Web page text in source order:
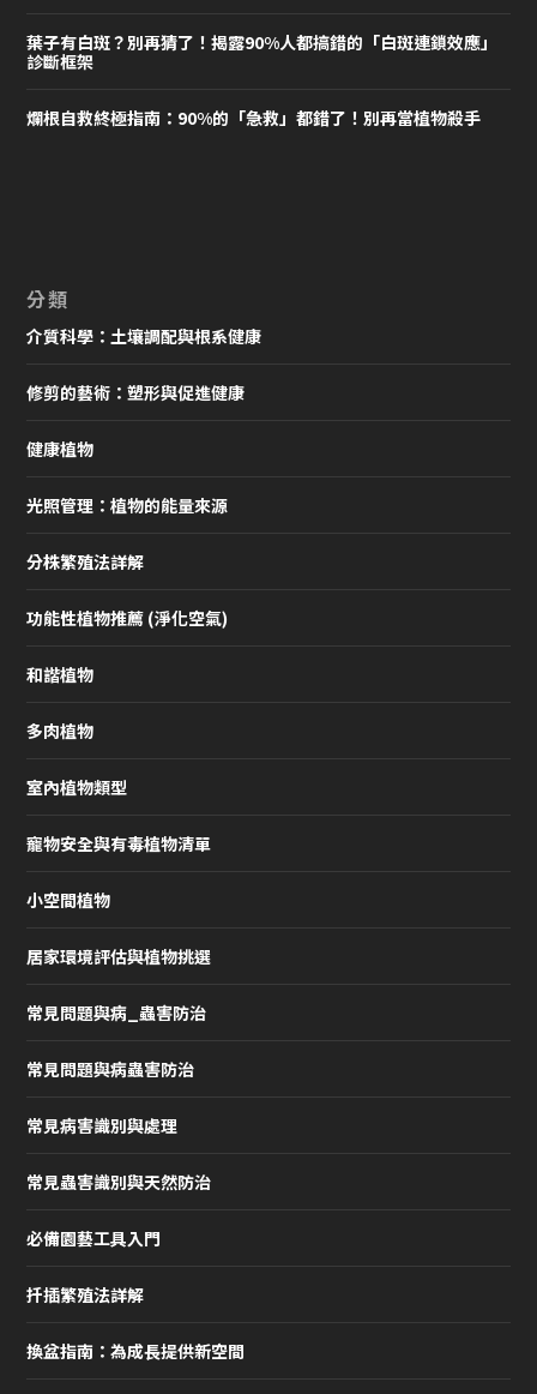
葉子有白斑？別再猜了！揭露90%人都搞錯的「白斑連鎖效應」
診斷框架
爛根自救終極指南：90%的「急救」都錯了！別再當植物殺手
分類
介質科學：土壤調配與根系健康
修剪的藝術：塑形與促進健康
健康植物
光照管理：植物的能量來源
分株繁殖法詳解
功能性植物推薦 (淨化空氣)
和諧植物
多肉植物
室內植物類型
寵物安全與有毒植物清單
小空間植物
居家環境評估與植物挑選
常見問題與病_蟲害防治
常見問題與病蟲害防治
常見病害識別與處理
常見蟲害識別與天然防治
必備園藝工具入門
扦插繁殖法詳解
換盆指南：為成長提供新空間